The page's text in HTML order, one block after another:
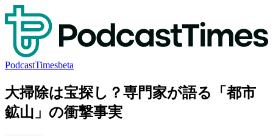
PodcastTimesbeta
大掃除は宝探し？専門家が語る「都市
鉱山」の衝撃事実